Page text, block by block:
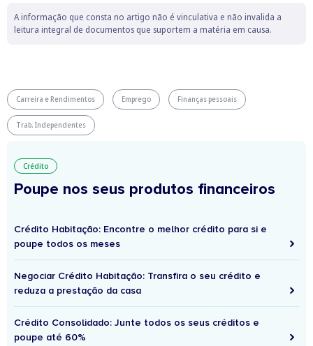
A informação que consta no artigo não é vinculativa e não invalida a
leitura integral de documentos que suportem a matéria em causa.
Carreira e Rendimentos Emprego Finanças pessoais
Trab. Independentes
Crédito
Poupe nos seus produtos financeiros
Crédito Habitação: Encontre o melhor crédito para si e
poupe todos os meses
Negociar Crédito Habitação: Transfira o seu crédito e
reduza a prestação da casa
Crédito Consolidado: Junte todos os seus créditos e
poupe até 60%